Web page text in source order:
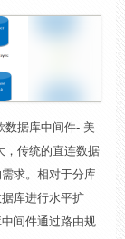
数据库中间件- 美
，传统的直连数据
求。相对于分库
库进行水平扩
间件通过路由规